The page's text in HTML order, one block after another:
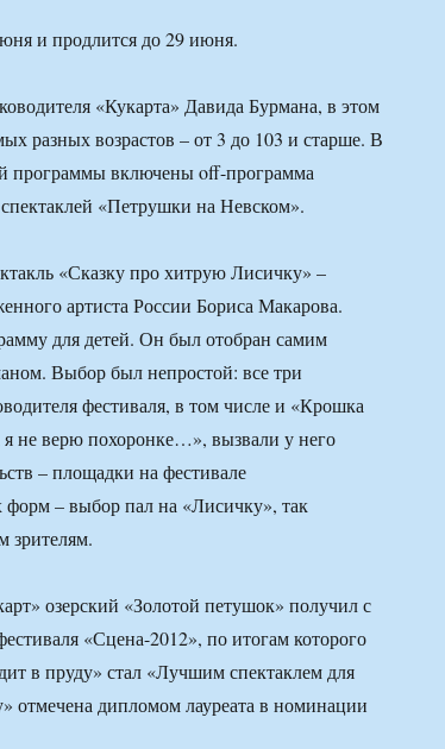
и продлится до 29 июня.
«Кукарта» Давида Бурмана, в этом
разных возрастов – от 3 до 103 и старше. В
программы включены off-программа
«Петрушки на Невском».
«Сказку про хитрую Лисичку» –
артиста России Бориса Макарова.
для детей. Он был отобран самим
Выбор был непростой: все три
фестиваля, в том числе и «Крошка
не верю похоронке…», вызвали у него
– площадки на фестивале
форм – выбор пал на «Лисичку», так
зрителям.
озерский «Золотой петушок» получил с
«Сцена-2012», по итогам которого
в пруду» стал «Лучшим спектаклем для
отмечена дипломом лауреата в номинации